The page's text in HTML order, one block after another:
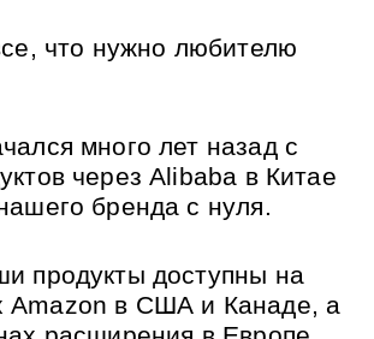
что нужно любителю
много лет назад с
через Alibaba в Китае
бренда с нуля.
продукты доступны на
Amazon в США и Канаде, а